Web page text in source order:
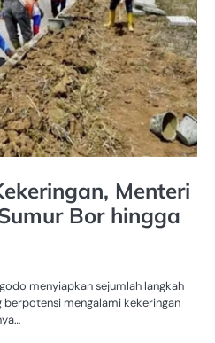
Menteri
Bor hingga
menyiapkan sejumlah langkah
mengalami kekeringan